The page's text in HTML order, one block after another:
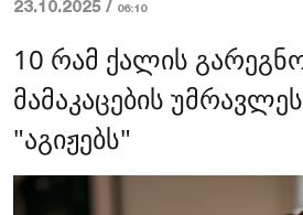
23.10.2025 / 06:10
10 რამ ქალის
მამაკაცების
"აგიჟებს"